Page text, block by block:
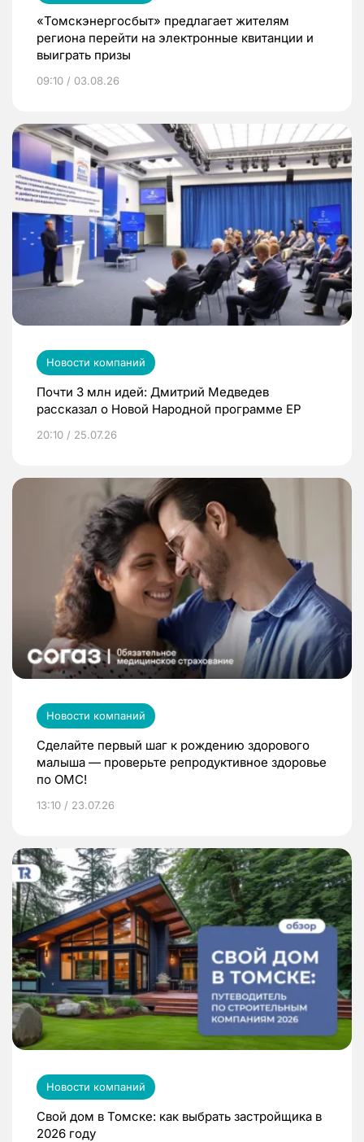
«Томскэнергосбыт» предлагает жителям
региона перейти на электронные квитанции и
выиграть призы
09:10 / 03.08.26
Новости компаний
Почти 3 млн идей: Дмитрий Медведев
рассказал о Новой Народной программе ЕР
20:10 / 25.07.26
Новости компаний
Сделайте первый шаг к рождению здорового
малыша — проверьте репродуктивное здоровье
по ОМС!
13:10 / 23.07.26
Новости компаний
Свой дом в Томске: как выбрать застройщика в
2026 году